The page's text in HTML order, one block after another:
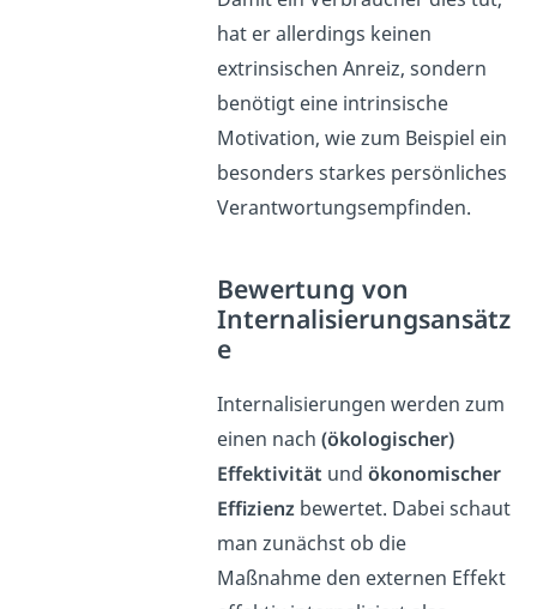
hat er allerdings keinen
extrinsischen Anreiz, sondern
benötigt eine intrinsische
Motivation, wie zum Beispiel ein
besonders starkes persönliches
Verantwortungsempfinden.
Bewertung von
Internalisierungsansätz
e
Internalisierungen werden zum
einen nach (ökologischer)
Effektivität undökonomischer
Effizienz bewertet. Dabei schaut
man zunächst ob die
Maßnahme den externen Effekt